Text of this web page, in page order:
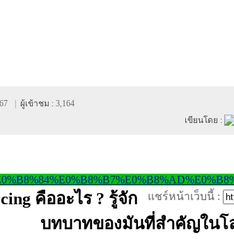
ผู้เข้าชม : 3,164
เขียนโดย :
แชร์หน้าเว็บนี้ :
คืออะไร ? รู้จัก
บทบาทของมันที่สำคัญในโ